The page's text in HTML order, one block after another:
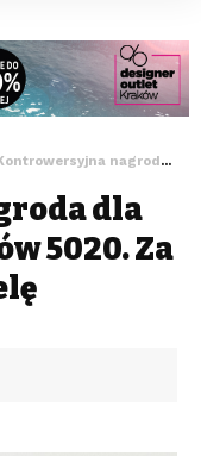
nagroda dla byłej prezeski Kraków 5020. Za co odznaczono Izabelę Błaszczyk?
dla
5020. Za